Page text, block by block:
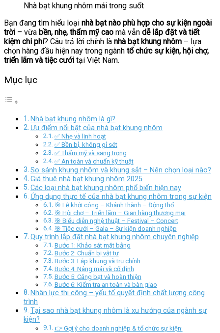
Nhà bạt khung nhôm mái trong suốt
Bạn đang tìm hiểu loại nhà bạt nào phù hợp cho sự kiện ngoài
trời – vừa bền, nhẹ, thẩm mỹ cao mà vẫn dễ lắp đặt và tiết
kiệm chi phí? Câu trả lời chính là nhà bạt khung nhôm – lựa
chọn hàng đầu hiện nay trong ngành tổ chức sự kiện, hội chợ,
triển lãm và tiệc cưới tại Việt Nam.
Mục lục
Nhà bạt khung nhôm là gì?
Ưu điểm nổi bật của nhà bạt khung nhôm
✅ Nhẹ và linh hoạt
✅ Bền bỉ, không gỉ sét
✅ Thẩm mỹ và sang trọng
✅ An toàn và chuẩn kỹ thuật
So sánh khung nhôm và khung sắt – Nên chọn loại nào?
Giá thuê nhà bạt khung nhôm 2025
Các loại nhà bạt khung nhôm phổ biến hiện nay
Ứng dụng thực tế của nhà bạt khung nhôm trong sự kiện
🎯 Lễ khởi công – Khánh thành – Động thổ
🎯 Hội chợ – Triển lãm – Gian hàng thương mại
🎯 Biểu diễn nghệ thuật – Festival – Concert
🎯 Tiệc cưới – Gala – Sự kiện doanh nghiệp
Quy trình lắp đặt nhà bạt khung nhôm chuyên nghiệp
Bước 1: Khảo sát mặt bằng
Bước 2: Chuẩn bị vật tư
Bước 3: Lắp khung và trụ chính
Bước 4: Nâng mái và cố định
Bước 5: Căng bạt và hoàn thiện
Bước 6: Kiểm tra an toàn và bàn giao
Nhân lực thi công – yếu tố quyết định chất lượng công
trình
Tại sao nhà bạt khung nhôm là xu hướng của ngành sự
kiện?
👉 Gợi ý cho doanh nghiệp & tổ chức sự kiện: